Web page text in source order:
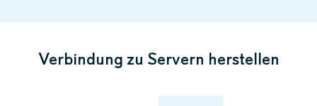
Verbindung zu Servern herstellen